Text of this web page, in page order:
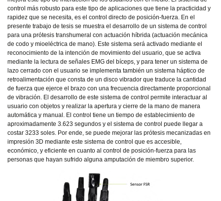
control más robusto para este tipo de aplicaciones que tiene la practicidad y
rapidez que se necesita, es el control directo de posición-fuerza. En el
presente trabajo de tesis se muestra el desarrollo de un sistema de control
para una prótesis transhumeral con actuación híbrida (actuación mecánica
de codo y mioeléctrica de mano). Este sistema será activado mediante el
reconocimiento de la intención de movimiento del usuario, que se activa
mediante la lectura de señales EMG del bíceps, y para tener un sistema de
lazo cerrado con el usuario se implementa también un sistema háptico de
retroalimentación que consta de un disco vibrador que traduce la cantidad
de fuerza que ejerce el brazo con una frecuencia directamente proporcional
de vibración. El desarrollo de este sistema de control permite interactuar al
usuario con objetos y realizar la apertura y cierre de la mano de manera
automática y manual. El control tiene un tiempo de establecimiento de
aproximadamente 3.623 segundos y el sistema de control puede llegar a
costar 3233 soles. Por ende, se puede mejorar las prótesis mecanizadas en
impresión 3D mediante este sistema de control que es accesible,
económico, y eficiente en cuanto al control de posición-fuerza para las
personas que hayan sufrido alguna amputación de miembro superior.